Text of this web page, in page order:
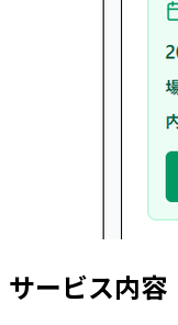
サービス内容